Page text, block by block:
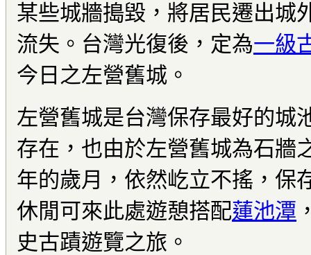
某些城牆搗毀，將居民遷出城
流失。台灣光復後，定為一級
今日之左營舊城。
左營舊城是台灣保存最好的城
存在，也由於左營舊城為石牆
年的歲月，依然屹立不搖，保
休閒可來此處遊憩搭配蓮池潭
史古蹟遊覽之旅。